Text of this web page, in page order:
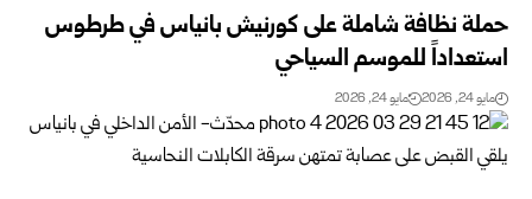
حملة نظافة شاملة على كورنيش بانياس في طرطوس
استعداداً للموسم السياحي
مايو 24, 2026 مايو 24, 2026